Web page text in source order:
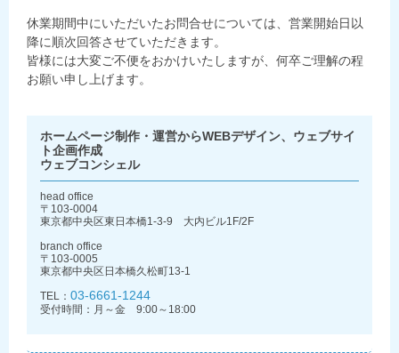
休業期間中にいただいたお問合せについては、営業開始日以
降に順次回答させていただきます。
皆様には大変ご不便をおかけいたしますが、何卒ご理解の程
お願い申し上げます。
ホームページ制作・運営からWEBデザイン、ウェブサイ
ト企画作成
ウェブコンシェル
head office
〒103-0004
東京都中央区東日本橋1-3-9 大内ビル1F/2F
branch office
〒103-0005
東京都中央区日本橋久松町13-1
TEL： 03-6661-1244
受付時間：月～金 9:00～18:00